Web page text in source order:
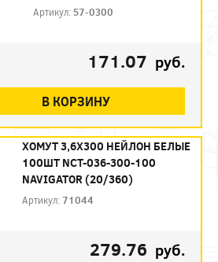
Артикул:57-0300
171.07 руб.
В КОРЗИНУ
ХОМУТ 3,6Х300 НЕЙЛОН БЕЛЫЕ
100ШТ NCT-036-300-100
NAVIGATOR (20/360)
Артикул:71044
279.76 руб.